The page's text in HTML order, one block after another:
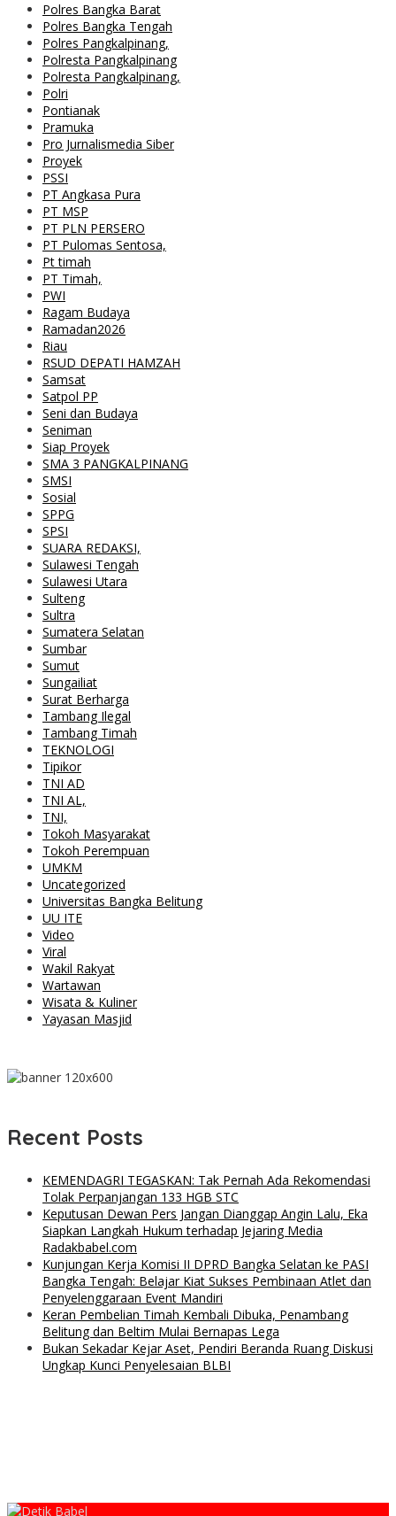
Polres Bangka Barat
Polres Bangka Tengah
Polres Pangkalpinang,
Polresta Pangkalpinang
Polresta Pangkalpinang,
Polri
Pontianak
Pramuka
Pro Jurnalismedia Siber
Proyek
PSSI
PT Angkasa Pura
PT MSP
PT PLN PERSERO
PT Pulomas Sentosa,
Pt timah
PT Timah,
PWI
Ragam Budaya
Ramadan2026
Riau
RSUD DEPATI HAMZAH
Samsat
Satpol PP
Seni dan Budaya
Seniman
Siap Proyek
SMA 3 PANGKALPINANG
SMSI
Sosial
SPPG
SPSI
SUARA REDAKSI,
Sulawesi Tengah
Sulawesi Utara
Sulteng
Sultra
Sumatera Selatan
Sumbar
Sumut
Sungailiat
Surat Berharga
Tambang Ilegal
Tambang Timah
TEKNOLOGI
Tipikor
TNI AD
TNI AL,
TNI,
Tokoh Masyarakat
Tokoh Perempuan
UMKM
Uncategorized
Universitas Bangka Belitung
UU ITE
Video
Viral
Wakil Rakyat
Wartawan
Wisata & Kuliner
Yayasan Masjid
Recent Posts
KEMENDAGRI TEGASKAN: Tak Pernah Ada Rekomendasi
Tolak Perpanjangan 133 HGB STC
Keputusan Dewan Pers Jangan Dianggap Angin Lalu, Eka
Siapkan Langkah Hukum terhadap Jejaring Media
Radakbabel.com
Kunjungan Kerja Komisi II DPRD Bangka Selatan ke PASI
Bangka Tengah: Belajar Kiat Sukses Pembinaan Atlet dan
Penyelenggaraan Event Mandiri
Keran Pembelian Timah Kembali Dibuka, Penambang
Belitung dan Beltim Mulai Bernapas Lega
Bukan Sekadar Kejar Aset, Pendiri Beranda Ruang Diskusi
Ungkap Kunci Penyelesaian BLBI